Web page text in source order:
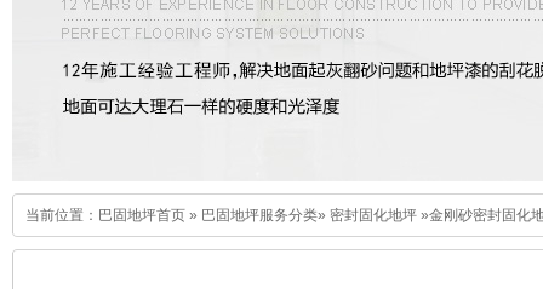
当前位置： 巴固地坪首页 » 巴固地坪服务分类» 密封固化地坪 »金刚砂密封固化